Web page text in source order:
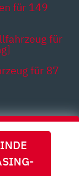
für 149
für
für 87